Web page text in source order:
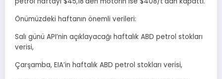
Önümüzdeki haftanın önemli verileri:
Salı günü API’nin açıklayacağı haftalık ABD petrol stokları
verisi,
Çarşamba, EIA’in haftalık ABD petrol stokları verisi,